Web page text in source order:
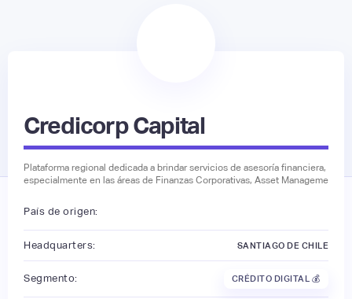
Credicorp Capital
Plataforma regional dedicada a brindar servicios de asesoría financiera,
especialmente en las áreas de Finanzas Corporativas, Asset Manageme
País de origen:
Headquarters: SANTIAGO DE CHILE
Segmento: CRÉDITO DIGITAL 💰